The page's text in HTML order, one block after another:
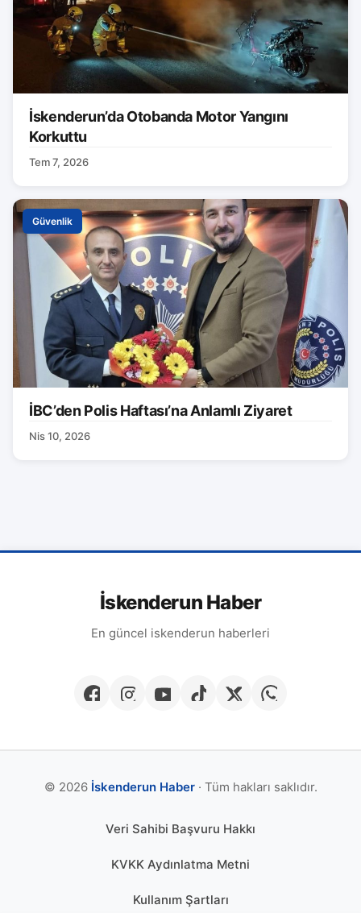
İskenderun’da Otobanda Motor Yangını
Korkuttu
Tem 7, 2026
Güvenlik
İBC’den Polis Haftası’na Anlamlı Ziyaret
Nis 10, 2026
İskenderun Haber
En güncel iskenderun haberleri
© 2026 İskenderun Haber· Tüm hakları saklıdır.
Veri Sahibi Başvuru Hakkı
KVKK Aydınlatma Metni
Kullanım Şartları